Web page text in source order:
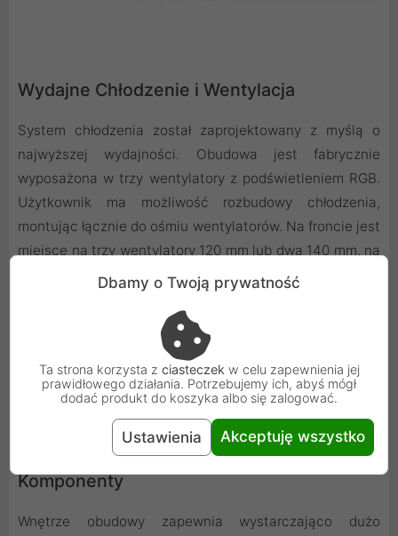
Wydajne Chłodzenie i Wentylacja
System chłodzenia został zaprojektowany z myślą o
najwyższej wydajności. Obudowa jest fabrycznie
wyposażona w trzy wentylatory z podświetleniem RGB.
Użytkownik ma możliwość rozbudowy chłodzenia,
montując łącznie do ośmiu wentylatorów. Na froncie jest
miejsce na trzy wentylatory 120 mm lub dwa 140 mm, na
górze dwa 120 mm, a z tyłu jeden 120 mm. Obudowa
o rozmiarze do 280 mm z przodu. Przedni panel
chroniony jest przez filtr przeciwkurzowy, który dba o
czystość komponentów.
Kompatybilność i Przestrzeń na
Komponenty
Wnętrze obudowy zapewnia wystarczająco dużo
Dbamy o Twoją prywatność
Ta strona korzysta z ciasteczek w celu zapewnienia jej
prawidłowego działania. Potrzebujemy ich, abyś mógł
dodać produkt do koszyka albo się zalogować.
Ustawienia Akceptuję wszystko